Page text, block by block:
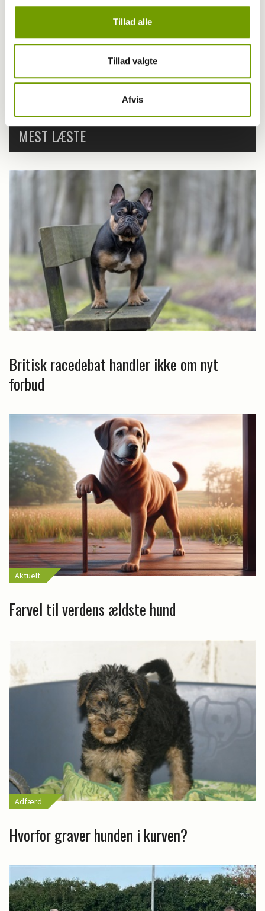
Tillad alle
Tillad valgte
Afvis
MEST LÆSTE
Britisk racedebat handler ikke om nyt
forbud
Aktuelt
Farvel til verdens ældste hund
Adfærd
Hvorfor graver hunden i kurven?